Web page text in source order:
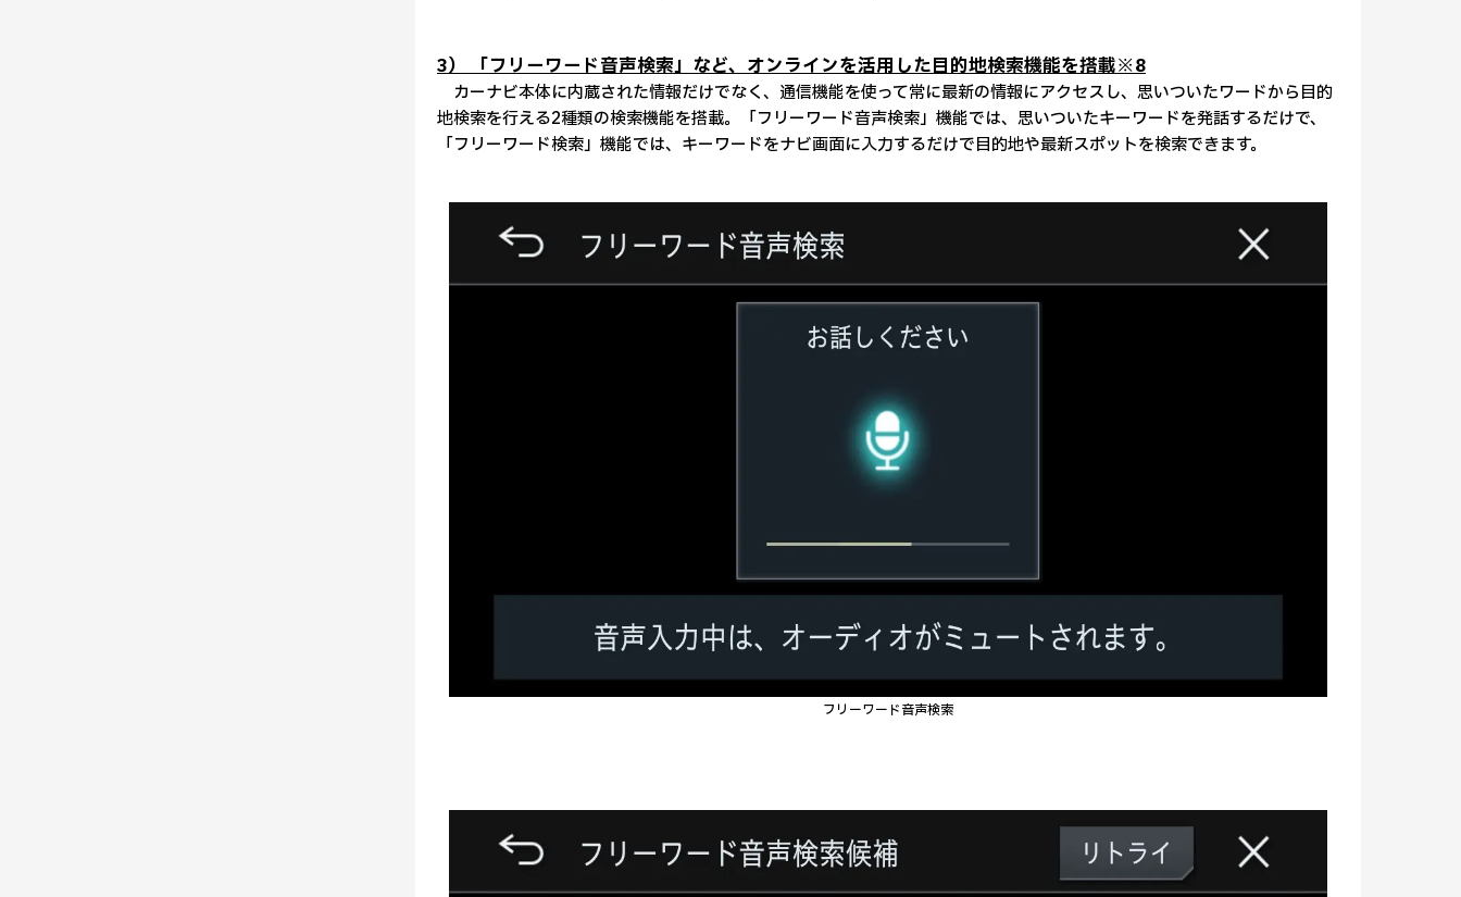
3） 「フリーワード音声検索」など、オンラインを活用した目的地検索機能を搭載※8
カーナビ本体に内蔵された情報だけでなく、通信機能を使って常に最新の情報にアクセスし、思いついたワードから目的
地検索を行える2種類の検索機能を搭載。「フリーワード音声検索」機能では、思いついたキーワードを発話するだけで、
「フリーワード検索」機能では、キーワードをナビ画面に入力するだけで目的地や最新スポットを検索できます。
フリーワード音声検索